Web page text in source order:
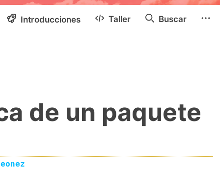
Introducciones Taller Buscar
de un paquete